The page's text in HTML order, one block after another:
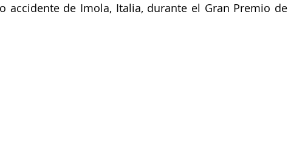
accidente de Imola, Italia, durante el Gran Premio de